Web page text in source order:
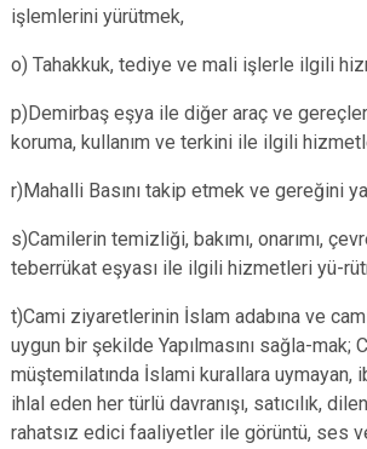
işlemlerini yürütmek,
o) Tahakkuk, tediye ve mali işlerle ilgili
p)Demirbaş eşya ile diğer araç ve
koruma, kullanım ve terkini ile ilgili
r)Mahalli Basını takip etmek ve gereğini
s)Camilerin temizliği, bakımı, onarımı,
teberrükat eşyası ile ilgili hizmetleri yü-
t)Cami ziyaretlerinin İslam adabına ve
uygun bir şekilde Yapılmasını sağla-mak;
müştemilatında İslami kurallara uymayan,
ihlal eden her türlü davranışı, satıcılık,
rahatsız edici faaliyetler ile görüntü, ses